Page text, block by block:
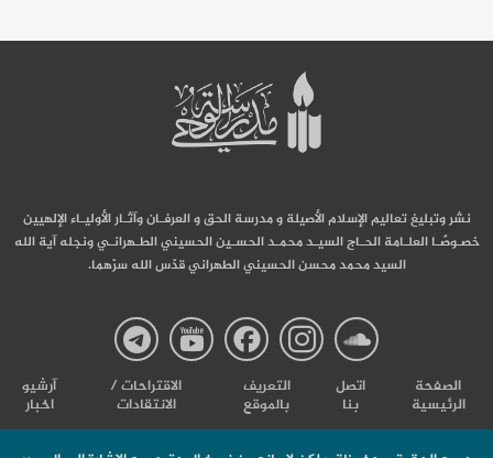
نشر وتبليغ تعاليم الإسلام الأصيلة و مدرسة الحق و العرفـان وآثـار الأوليـاء الإلهيين
خصـوصًـا العلـامة الحـاج السيـد محمـد الحسـين الحسيني الطـهرانـي ونجله آية الله
السيد محمد محسن الحسيني الطهراني قدّس الله سرّهما.
صفحة
صفحة
صفحة
صفحة
الصفحة
الرئيسية
اتصل
بنا
التعریف
بالموقع
الاقتراحات /
الانتقادات
آرشیو
اخبار